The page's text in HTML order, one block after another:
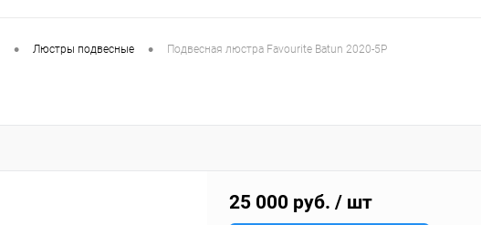
• Люстры подвесные • Подвесная люстра Favourite Batun 2020-5P
25 000 руб. / шт